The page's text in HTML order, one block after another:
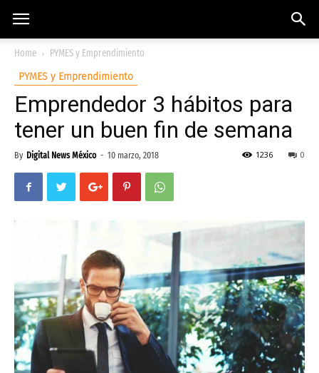
Home
PYMES y Emprendimiento
PYMES y Emprendimiento
Emprendedor 3 hábitos para
tener un buen fin de semana
By Digital News México - 10 marzo, 2018 0
1236